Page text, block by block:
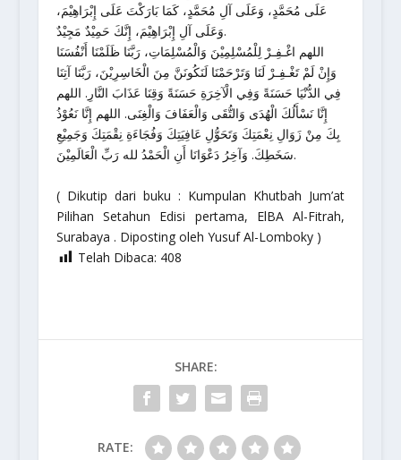
عَلَى مُحَمَّدٍ، وَعَلَى آلِ مُحَمَّدٍ، كَمَا بَارَكْتَ عَلَى إِبْرَاهِيْمَ،
وَعَلَى آلِ إِبْرَاهِيْمَ، إِنَّكَ حَمِيْدٌ مَجِيْدٌ.
اللهم اغْـفِـرْ لِلْمُسْلِمِيْنَ وَالْمُسْلِمَاتِ، رَبَّنَا ظَلَمْنَا أَنْفُسَنَا
وَإِنْ لَمْ تَغْـفِـرْ لَنَا وَتَرْحَمْنَا لَنَكُونَنَّ مِنَ الْخَاسِرِيْنَ، رَبَّنَا آتِنَا
فِي الدُّنْيَا حَسَنَةً وَفِي الْآخِرَةِ حَسَنَةً وَقِنَا عَذَابَ النَّارِ. اللهم
إِنَّا نَسْأَلُكَ الْهُدَى وَالتُّقَى وَالْعَفَافَ وَالْغِنَى. اللهم إِنَّا نَعُوْذُ
بِكَ مِنْ زَوَالِ نِعْمَتِكَ وَتَحَوُّلِ عَافِيَتِكَ وَفُجَاءَةِ نِقْمَتِكَ وَجَمِيْعِ
سَخَطِكَ. وَآخِرُ دَعْوَانَا أَنِ الْحَمْدُ لله رَبِّ الْعَالَمِيْنَ.
( Dikutip dari buku : Kumpulan Khutbah Jum’at
Pilihan Setahun Edisi pertama, ElBA Al-Fitrah,
Surabaya . Diposting oleh Yusuf Al-Lomboky )
Telah Dibaca: 408
SHARE:
RATE: